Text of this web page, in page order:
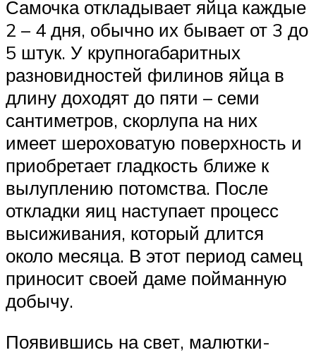
Самочка откладывает яйца каждые
2 – 4 дня, обычно их бывает от 3 до
5 штук. У крупногабаритных
разновидностей филинов яйца в
длину доходят до пяти – семи
сантиметров, скорлупа на них
имеет шероховатую поверхность и
приобретает гладкость ближе к
вылуплению потомства. После
откладки яиц наступает процесс
высиживания, который длится
около месяца. В этот период самец
приносит своей даме пойманную
добычу.
Появившись на свет, малютки-